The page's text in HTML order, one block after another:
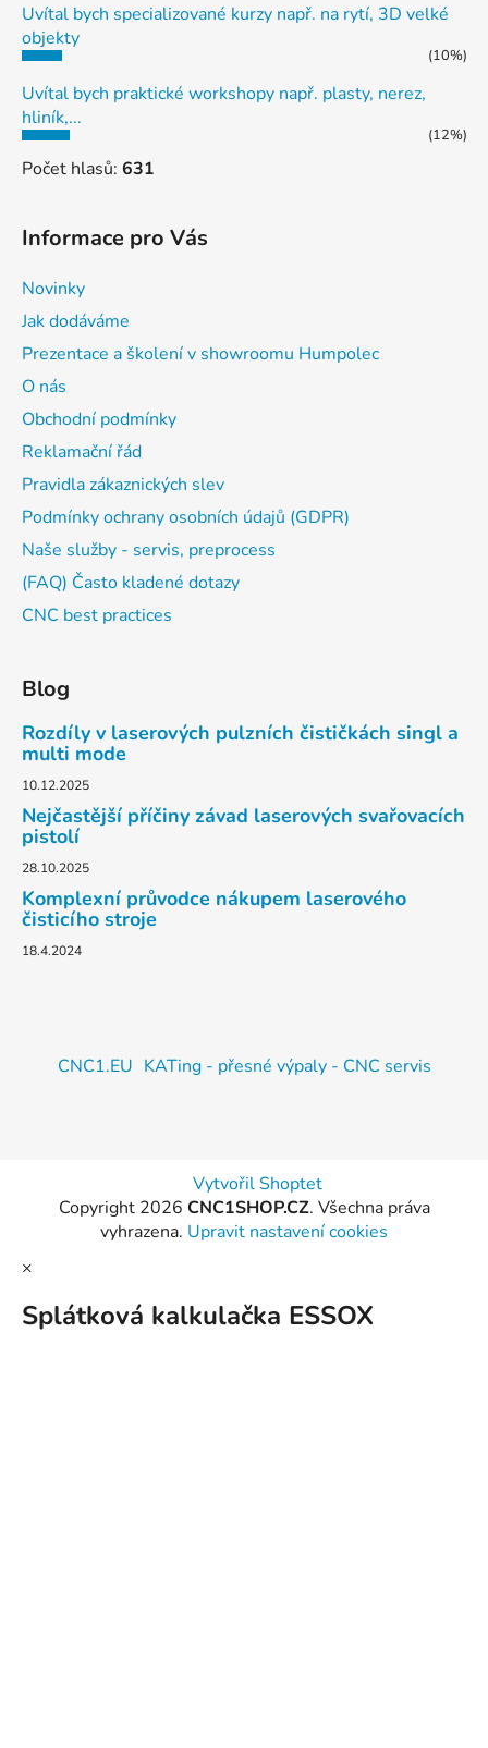
Uvítal bych specializované kurzy např. na rytí, 3D velké
objekty
(10%)
Uvítal bych praktické workshopy např. plasty, nerez,
hliník,...
(12%)
Počet hlasů: 631
Informace pro Vás
Novinky
Jak dodáváme
Prezentace a školení v showroomu Humpolec
O nás
Obchodní podmínky
Reklamační řád
Pravidla zákaznických slev
Podmínky ochrany osobních údajů (GDPR)
Naše služby - servis, preprocess
(FAQ) Často kladené dotazy
CNC best practices
Blog
Rozdíly v laserových pulzních čističkách singl a
multi mode
10.12.2025
Nejčastější příčiny závad laserových svařovacích
pistolí
28.10.2025
Komplexní průvodce nákupem laserového
čisticího stroje
18.4.2024
CNC1.EU KATing - přesné výpaly - CNC servis
Vytvořil Shoptet
Copyright 2026 CNC1SHOP.CZ. Všechna práva
vyhrazena. Upravit nastavení cookies
×
Splátková kalkulačka ESSOX